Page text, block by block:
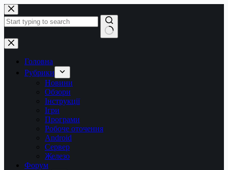
Перейти
до
вмісту
Немає
результатів
Головна
Рубрики
Новини
Обзори
Інструкції
Ігри
Програми
Робоче оточення
Android
Сервер
Железо
Форум